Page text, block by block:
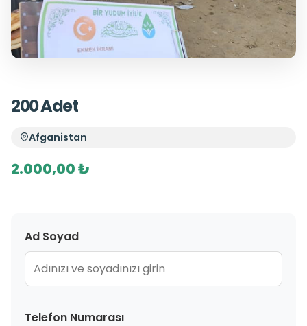
200 Adet
Afganistan
2.000,00 ₺
Ad Soyad
Telefon Numarası